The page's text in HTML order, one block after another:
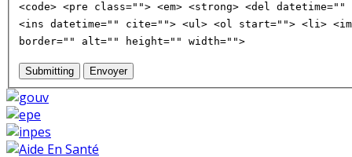
<code> <pre class=""> <em> <strong> <del
<ins datetime="" cite=""> <ul> <ol start=""> <li>
border="" alt="" height="" width="">
Submitting Envoyer